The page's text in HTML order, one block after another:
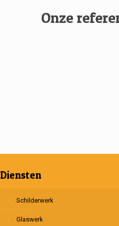
Onze
Diensten
Schilderwerk
Glaswerk